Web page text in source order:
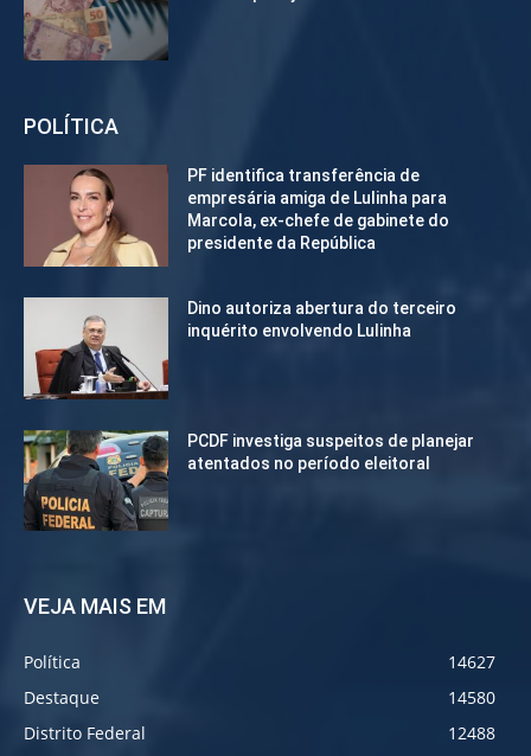
POLÍTICA
PF identifica transferência de
empresária amiga de Lulinha para
Marcola, ex-chefe de gabinete do
presidente da República
Dino autoriza abertura do terceiro
inquérito envolvendo Lulinha
PCDF investiga suspeitos de planejar
atentados no período eleitoral
VEJA MAIS EM
Política
14627
Destaque
14580
Distrito Federal
12488